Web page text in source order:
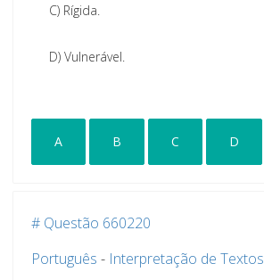
C) Rígida.
D) Vulnerável.
A B C D
# Questão 660220
Português - Interpretação de Textos